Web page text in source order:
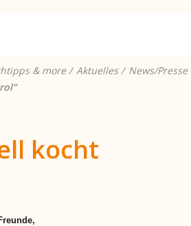
& more Aktuelles
News/Presse
kocht